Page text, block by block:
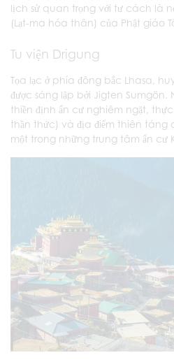
lịch sử quan trọng với tư cách là
(Lạt-ma hóa thân) của Phật giáo
Tu viện Drigung
Tọa lạc ở phía đông bắc Lhasa,
được sáng lập bởi Jigten Sumgön.
thiền định ẩn cư nghiêm ngặt,
thần thức) và địa điểm thiên táng
một trong những trung tâm ẩn cư